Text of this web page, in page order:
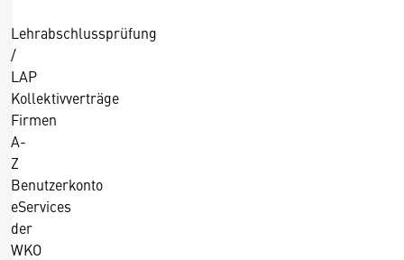
Lehrabschlussprüfung
/
LAP
Kollektivverträge
Firmen
A-
Z
Benutzerkonto
eServices
der
WKO